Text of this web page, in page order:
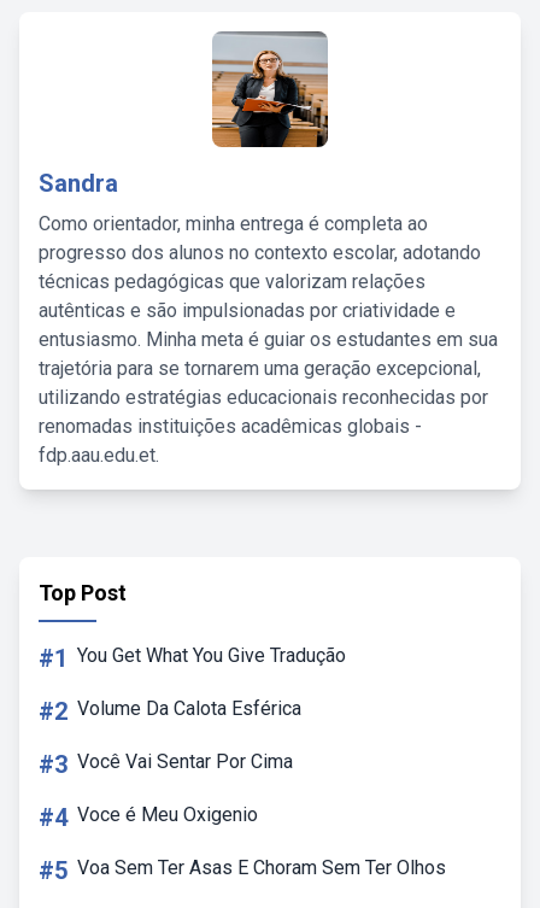
Sandra
Como orientador, minha entrega é completa ao
progresso dos alunos no contexto escolar, adotando
técnicas pedagógicas que valorizam relações
autênticas e são impulsionadas por criatividade e
entusiasmo. Minha meta é guiar os estudantes em sua
trajetória para se tornarem uma geração excepcional,
utilizando estratégias educacionais reconhecidas por
renomadas instituições acadêmicas globais -
fdp.aau.edu.et.
Top Post
#1 You Get What You Give Tradução
#2 Volume Da Calota Esférica
#3 Você Vai Sentar Por Cima
#4 Voce é Meu Oxigenio
#5 Voa Sem Ter Asas E Choram Sem Ter Olhos